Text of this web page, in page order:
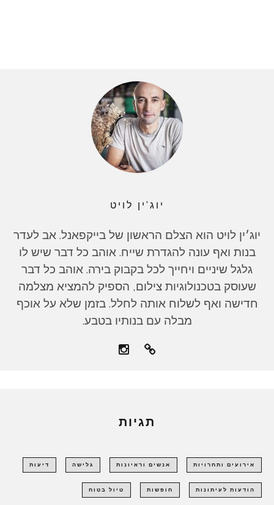
יוג'ין לויט
יוג׳ין לויט הוא הצלם הראשון של בייקפאנל. אב לעדר
בנות ואף עונה להגדרת שייח. אוהב כל דבר שיש לו
גלגל שיניים ויחייך לכל בקבוק בירה. אוהב כל דבר
שעוסק בטכנולוגיות צילום, הספיק להמציא מצלמה
חדישה ואף לשלוח אותה לחלל. בזמן שלא על אוכף
מבלה עם בנותיו בטבע.
תגיות
אירועים ותחרויות אנשים וראיונות גלישה דיעות
הודעות לעיתונות חופשות טיול בטוח